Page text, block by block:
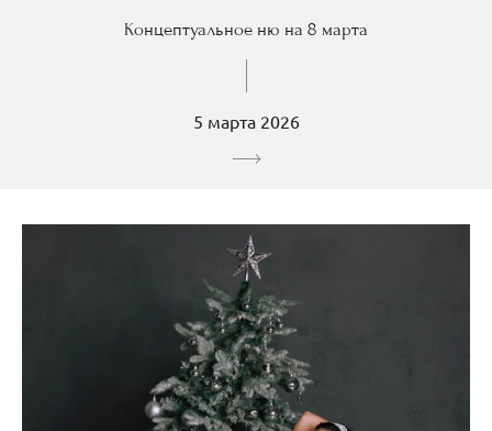
Концептуальное ню на 8 марта
5 марта 2026